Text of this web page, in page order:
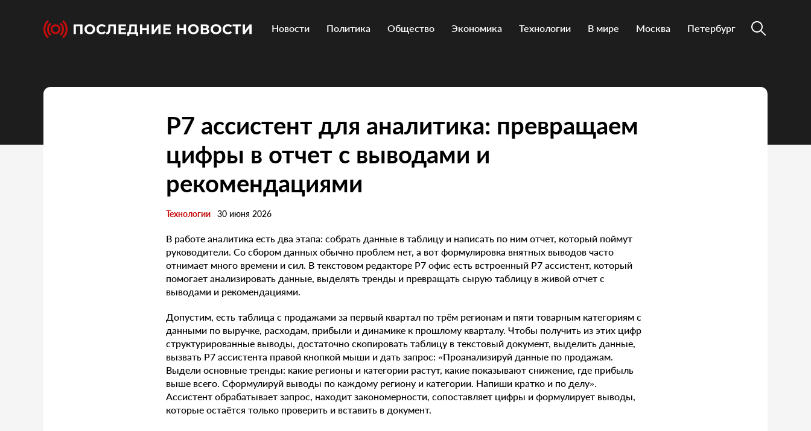
Новости Политика Общество Экономика Технологии В мире Москва Петербург
Р7 ассистент для аналитика: превращаем
цифры в отчет с выводами и
рекомендациями
Технологии 30 июня 2026
В работе аналитика есть два этапа: собрать данные в таблицу и написать по ним отчет, который поймут
руководители. Со сбором данных обычно проблем нет, а вот формулировка внятных выводов часто
отнимает много времени и сил. В текстовом редакторе Р7 офис есть встроенный Р7 ассистент, который
помогает анализировать данные, выделять тренды и превращать сырую таблицу в живой отчет с
выводами и рекомендациями.
Допустим, есть таблица с продажами за первый квартал по трём регионам и пяти товарным категориям с
данными по выручке, расходам, прибыли и динамике к прошлому кварталу. Чтобы получить из этих цифр
структурированные выводы, достаточно скопировать таблицу в текстовый документ, выделить данные,
вызвать Р7 ассистента правой кнопкой мыши и дать запрос: «Проанализируй данные по продажам.
Выдели основные тренды: какие регионы и категории растут, какие показывают снижение, где прибыль
выше всего. Сформулируй выводы по каждому региону и категории. Напиши кратко и по делу».
Ассистент обрабатывает запрос, находит закономерности, сопоставляет цифры и формулирует выводы,
которые остаётся только проверить и вставить в документ.